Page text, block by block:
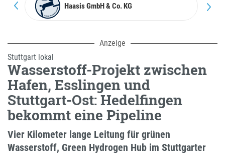
Anzeige
Stuttgart lokal
Wasserstoff-Projekt zwischen
Hafen, Esslingen und
Stuttgart-Ost: Hedelfingen
bekommt eine Pipeline
Vier Kilometer lange Leitung für grünen
Wasserstoff, Green Hydrogen Hub im Stuttgarter